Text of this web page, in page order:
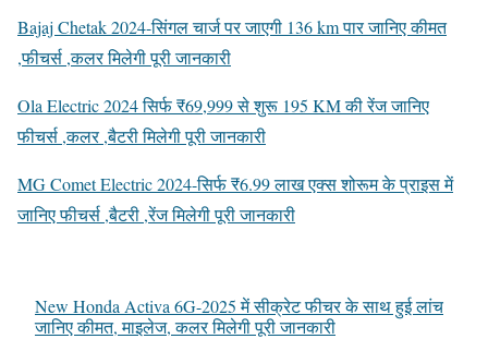
Bajaj Chetak 2024-सिंगल चार्ज पर जाएगी 136 km पार जानिए कीमत
,फीचर्स ,कलर मिलेगी पूरी जानकारी
Ola Electric 2024 सिर्फ ₹69,999 से शुरू 195 KM की रेंज जानिए
फीचर्स ,कलर ,बैटरी मिलेगी पूरी जानकारी
MG Comet Electric 2024-सिर्फ ₹6.99 लाख एक्स शोरूम के प्राइस में
जानिए फीचर्स ,बैटरी ,रेंज मिलेगी पूरी जानकारी
New Honda Activa 6G-2025 में सीक्रेट फीचर के साथ हुई लांच
जानिए कीमत, माइलेज, कलर मिलेगी पूरी जानकारी